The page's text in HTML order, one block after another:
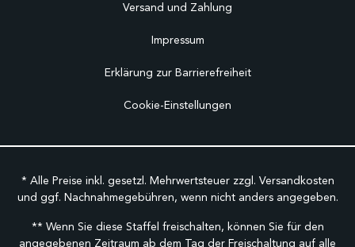
Versand und Zahlung
Impressum
Erklärung zur Barrierefreiheit
Cookie-Einstellungen
* Alle Preise inkl. gesetzl. Mehrwertsteuer zzgl. Versandkosten
und ggf. Nachnahmegebühren, wenn nicht anders angegeben.
** Wenn Sie diese Staffel freischalten, können Sie für den
angegebenen Zeitraum ab dem Tag der Freischaltung auf alle